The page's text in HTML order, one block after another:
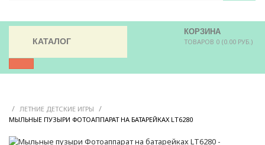
КОРЗИНА
ТОВАРОВ 0 (0.00 РУБ.)
КАТАЛОГ
/ ЛЕТНИЕ ДЕТСКИЕ ИГРЫ /
МЫЛЬНЫЕ ПУЗЫРИ ФОТОАППАРАТ НА БАТАРЕЙКАХ LT6280